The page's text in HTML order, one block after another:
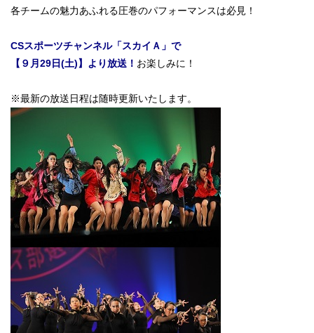
各チームの魅力あふれる圧巻のパフォーマンスは必見！
CSスポーツチャンネル「スカイＡ」で
【９月29日(土)】より放送！ お楽しみに！
※最新の放送日程は随時更新いたします。